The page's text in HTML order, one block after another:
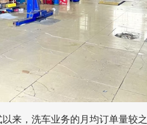
来，洗车业务的月均订单量较之